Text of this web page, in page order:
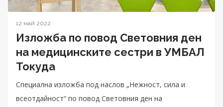
12 май 2022
Изложба по повод Световния ден
на медицинските сестри в УМБАЛ
Токуда
Специална изложба под наслов „Нежност, сила и
всеотдайност“ по повод Световния ден на